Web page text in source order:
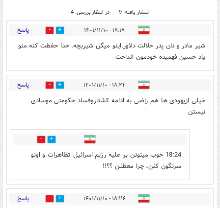
انتشار یافته: 9 در انتظار بررسی: 4
۱۸:۱۸ - ۱۴۰۱/۱۱/۱۰ 20 پاسخ
شیر مادر و نان پدر حلالت دلاور.اینو میگن شیربچه. خدا حفظت کنه.منو
یاد حسین فهمیده خودمون انداخت
۱۸:۲۴ - ۱۴۰۱/۱۱/۱۰ 4 پاسخ
خیلی ازیهودی ها هم راضی به ادامه کشتاروفساد حکومتی موسادی
نیستن
0
18:24 خوب میتونن بر علیه رژیم اسرائیل تظاهرات و اونو
سرنگون کنن، چرا معطلن ؟؟!!
۱۸:۲۴ - ۱۴۰۱/۱۱/۱۰ 1 پاسخ